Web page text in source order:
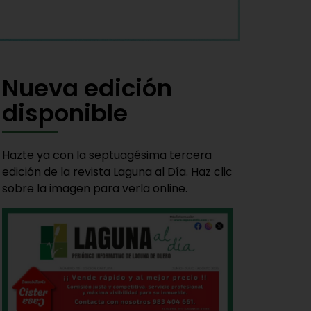
Nueva edición
disponible
Hazte ya con la septuagésima tercera
edición de la revista Laguna al Día. Haz clic
sobre la imagen para verla online.